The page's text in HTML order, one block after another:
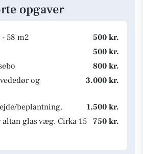
opgaver
58 m2
500 kr.
500 kr.
800 kr.
og
3.000 kr.
beplantning.
1.500 kr.
glas væg. Cirka 15 750 kr.